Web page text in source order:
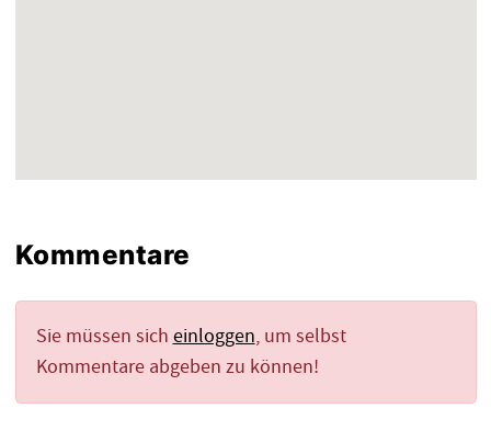
Kommentare
Sie müssen sich einloggen, um selbst
Kommentare abgeben zu können!